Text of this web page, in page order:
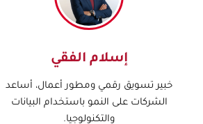
إسلام الفقي
خبير تسويق رقمي ومطور أعمال، أساعد
الشركات على النمو باستخدام البيانات
والتكنولوجيا.